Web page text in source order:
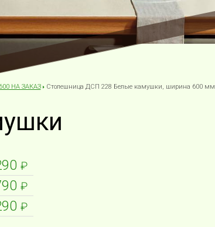
НА ЗАКАЗ Столешница ДСП 228 Белые камушки, ширина 600 мм
₽
₽
₽